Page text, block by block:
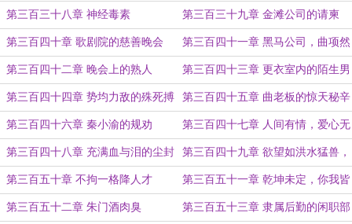
人畏之如虎 了
第三百三十八章 神经毒素 第三百三十九章 金滩公司的请柬
第三百四十章 歌剧院的慈善晚会 第三百四十一章 黑马公司，曲项然
第三百四十二章 晚会上的熟人 第三百四十三章 更衣室内的陌生男
人
第三百四十四章 势均力敌的殊死搏
斗
第三百四十五章 曲老板的惊天秘辛
第三百四十六章 秦小渝的规劝 第三百四十七章 人间有情，爱心无
价
第三百四十八章 充满血与泪的尘封
往事
第三百四十九章 欲望如洪水猛兽，
摧枯拉朽
第三百五十章 不拘一格降人才 第三百五十一章 乾坤未定，你我皆
是黑马
第三百五十二章 朱门酒肉臭 第三百五十三章 隶属后勤的闲职部